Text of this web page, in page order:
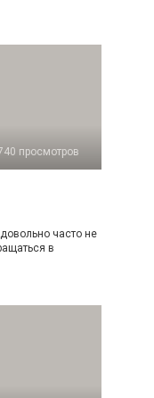
просмотров
часто не
в